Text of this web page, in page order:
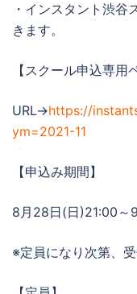
・インスタント渋
きます。
【スクール申込専用
URL→https://
ym=2021-11
【申込み期間】
8月28日(日)21:00～
※定員になり次第、